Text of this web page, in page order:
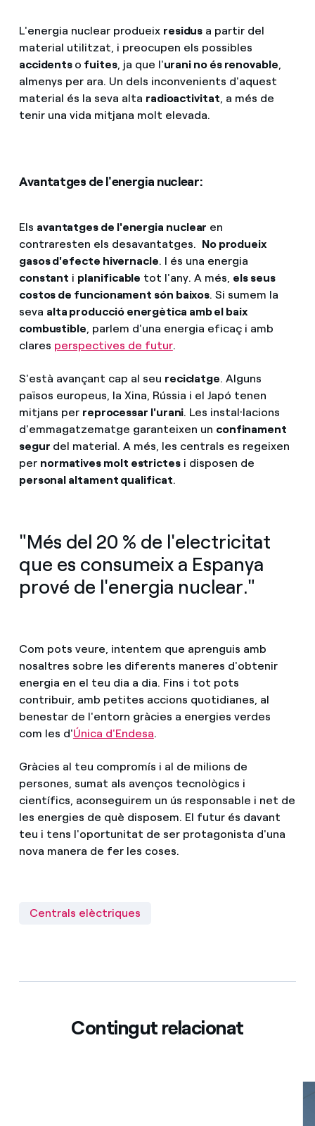
L'energia nuclear produeix residus a partir del
material utilitzat, i preocupen els possibles
accidents o fuites, ja que l'urani no és renovable
almenys per ara. Un dels inconvenients d'aquest
material és la seva alta radioactivitat , a més de
tenir una vida mitjana molt elevada.
Avantatges de l'energia nuclear:
Els avantatges de l'energia nuclear en
contraresten els desavantatges. No produeix
gasos d'efecte hivernacle. I és una energia
constant i planificable tot l'any. A més, els seus
costos de funcionament són baixos. Si sumem la
seva alta producció energètica amb el baix
combustible, parlem d'una energia eficaç i amb
clares perspectives de futur.
S'està avançant cap al seu reciclatge. Alguns
països europeus, la Xina, Rússia i el Japó tenen
mitjans per reprocessar l'urani. Les instal·lacions
d'emmagatzematge garanteixen un confinament
segur del material. A més, les centrals es regeixen
per normatives molt estrictesi disposen de
personal altament qualificat.
"Més del 20 % de l'electricitat
que es consumeix a Espanya
prové de l'energia nuclear."
Com pots veure, intentem que aprenguis amb
nosaltres sobre les diferents maneres d'obtenir
energia en el teu dia a dia. Fins i tot pots
contribuir, amb petites accions quotidianes, al
benestar de l'entorn gràcies a energies verdes
com les d'Única d'Endesa.
Gràcies al teu compromís i al de milions de
persones, sumat als avenços tecnològics i
científics, aconseguirem un ús responsable i net de
les energies de què disposem. El futur és davant
teu i tens l'oportunitat de ser protagonista d'una
nova manera de fer les coses.
Centrals elèctriques
Contingut relacionat